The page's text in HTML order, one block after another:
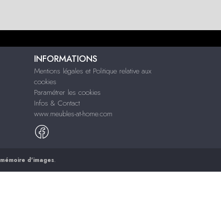
INFORMATIONS
Mentions légales et Politique relative aux
cookies
Paramétrer les cookies
Infos & Contact
www.meubles-at-home.com
mémoire d'images.